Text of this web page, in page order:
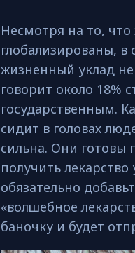
Несмотря на то,
глобализированы, в
жизненный уклад
говорит около 18%
государственным.
сидит в головах
сильна. Они готовы
получить
обязательно
«волшебное
баночку и будет